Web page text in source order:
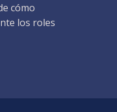
cómo
los roles